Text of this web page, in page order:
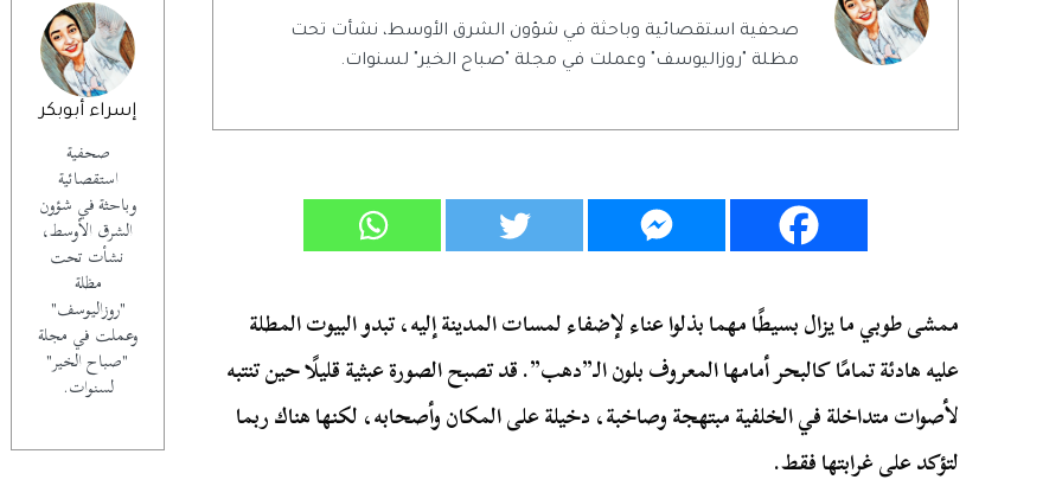
إسراء أبوبكر
صحفية
استقصائية
وباحثة في شؤون
الشرق الأوسط،
نشأت تحت
مظلة
"روزاليوسف"
وعملت في مجلة
"صباح الخير"
لسنوات.
صحفية استقصائية وباحثة في شؤون الشرق الأوسط، نشأت تحت
مظلة "روزاليوسف" وعملت في مجلة "صباح الخير" لسنوات.
ممشى طوبي ما يزال بسيطًا مهما بذلوا عناء لإضفاء لمسات المدينة إليه، تبدو البيوت المطلة
عليه هادئة تمامًا كالبحر أمامها المعروف بلون الـ”دهب”. قد تصبح الصورة عبثية قليلًا حين تنتبه
لأصوات متداخلة في الخلفية مبتهجة وصاخبة، دخيلة على المكان وأصحابه، لكنها هناك ربما
لتؤكد على غرابتها فقط.